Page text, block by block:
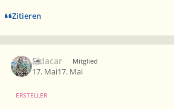
Zitieren
Eldacar Mitglied
17. Mai17. Mai
ERSTELLER